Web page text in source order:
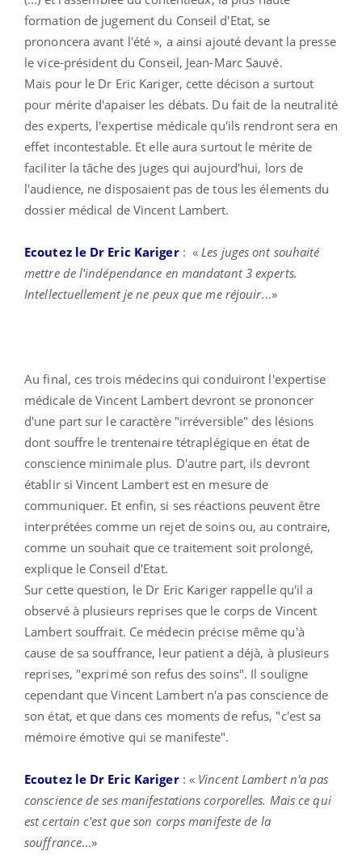
formation de jugement du Conseil d'Etat, se
prononcera avant l'été », a ainsi ajouté devant la presse
le vice-président du Conseil, Jean-Marc Sauvé.
Mais pour le Dr Eric Kariger, cette décison a surtout
pour mérite d'apaiser les débats. Du fait de la neutralité
des experts, l'expertise médicale qu'ils rendront sera en
effet incontestable. Et elle aura surtout le mérite de
faciliter la tâche des juges qui aujourd'hui, lors de
l'audience, ne disposaient pas de tous les élements du
dossier médical de Vincent Lambert.
Ecoutez le Dr Eric Kariger: « Les juges ont souhaité
mettre de l'indépendance en mandatant 3 experts.
Intellectuellement je ne peux que me réjouir...»
Au final, ces trois médecins qui conduiront l'expertise
médicale de Vincent Lambert devront se prononcer
d'une part sur le caractère "irréversible" des lésions
dont souffre le trentenaire tétraplégique en état de
conscience minimale plus. D'autre part, ils devront
établir si Vincent Lambert est en mesure de
communiquer. Et enfin, si ses réactions peuvent être
interprétées comme un rejet de soins ou, au contraire,
comme un souhait que ce traitement soit prolongé,
explique le Conseil d'Etat.
Sur cette question, le Dr Eric Kariger rappelle qu'il a
observé à plusieurs reprises que le corps de Vincent
Lambert souffrait. Ce médecin précise même qu'à
cause de sa souffrance, leur patient a déjà, à plusieurs
reprises, "exprimé son refus des soins". Il souligne
cependant que Vincent Lambert n'a pas conscience de
son état, et que dans ces moments de refus, "c'est sa
mémoire émotive qui se manifeste".
Ecoutez le Dr Eric Kariger: « Vincent Lambert n'a pas
conscience de ses manifestations corporelles. Mais ce qui
est certain c'est que son corps manifeste de la
souffrance...»